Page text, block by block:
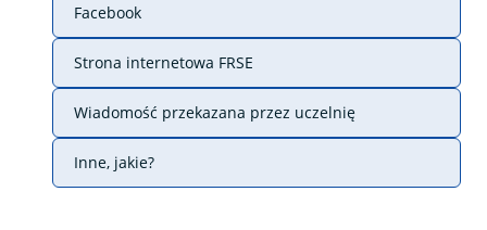
Facebook
Strona internetowa FRSE
Wiadomość przekazana przez uczelnię
Inne, jakie?